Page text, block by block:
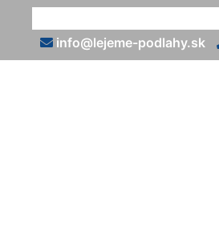
info@lejeme-podlahy.sk